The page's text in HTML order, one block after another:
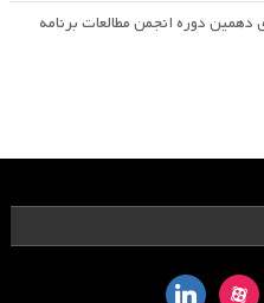
دوره انجمن مطالعات برنامه
aparat
linkedin